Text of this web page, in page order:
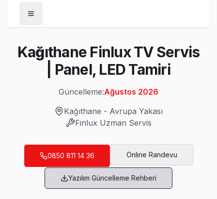
/Kağıthane
Son Güncelleme:Ağustos 2026
Kağıthane'da Mahalle Mahalle Finlux TV
Çağlayan Finlux Servis
Çağlayan'de Finlux TV ekran değişimi gerekebilir mi?
Kağıthane Finlux TV Servis
| Panel, LED Tamiri
Güncelleme:Ağustos 2026
Kağıthane - Avrupa Yakası
Finlux Uzman Servis
0850 811 14 36 Online Randevu
Yazılım Güncelleme Rehberi